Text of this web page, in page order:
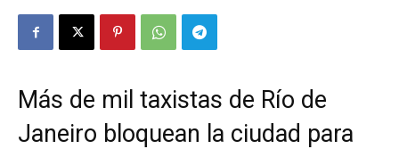
Más de mil taxistas de Río de
Janeiro bloquean la ciudad para